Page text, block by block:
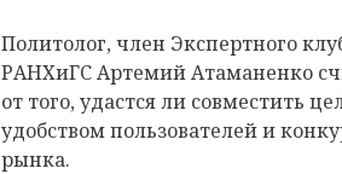
Политолог, член Экспертного
РАНХиГС Артемий Атаманенко
от того, удастся ли совместить
удобством пользователей и
рынка.